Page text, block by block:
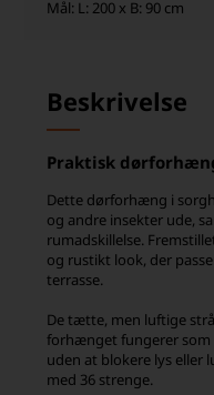
Beskrivelse
Praktisk
Dette dørforhæng i
og andre insekter ude,
rumadskillelse.
og rustikt look, der
terrasse.
De tætte, men luftige
forhænget fungerer som
uden at blokere lys
med 36 strenge.
Mål: L: 200 x B: 90 cm